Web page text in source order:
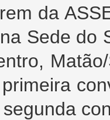
da
Sede do